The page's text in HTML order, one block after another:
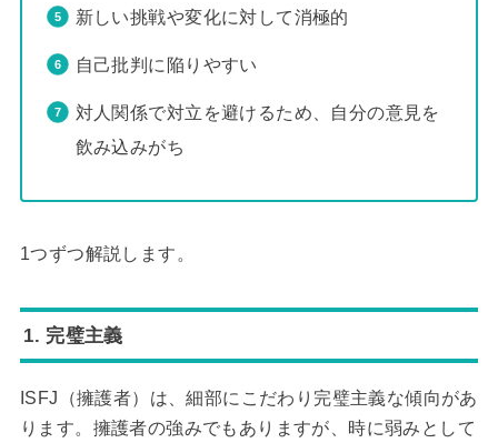
新しい挑戦や変化に対して消極的
自己批判に陥りやすい
対人関係で対立を避けるため、自分の意見を
飲み込みがち
1つずつ解説します。
1. 完璧主義
ISFJ（擁護者）は、細部にこだわり完璧主義な傾向があ
ります。擁護者の強みでもありますが、時に弱みとして